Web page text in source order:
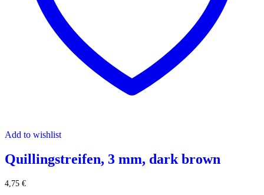
Add to wishlist
Quillingstreifen, 3 mm, dark brown
4,75 €